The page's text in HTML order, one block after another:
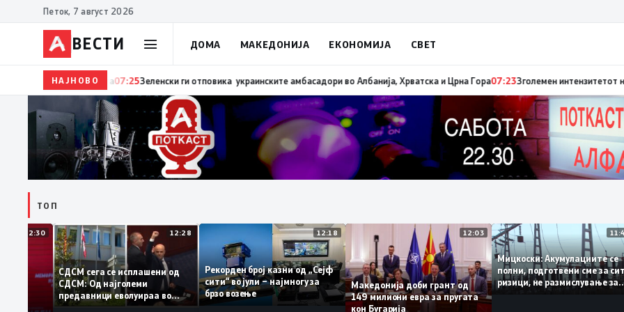
Петок, 7 август 2026
ВЕСТИ ДОМА МАКЕДОНИЈА ЕКОНОМИЈА СВЕТ
НАЈНОВО07:27Трамп: Две работи ја убиваат Европа – првата е имиграцијата, втората е енергијата07:25Зеленски ги отповика
ТОП
12:30
на
12:28
СДСМ сега се исплашени од
СДСМ: Од најголеми
предавници еволуираа во
најголеми патриоти
12:18
Рекорден број казни од „Сејф
сити“ во јули – најмногу за
брзо возење
12:03
Македонија доби грант од
149 милиони евра за пругата
кон Бугарија
Мицкоски: Акумулациите
полни, подготвени сме
ризици, не размислување
поскапување на струјата